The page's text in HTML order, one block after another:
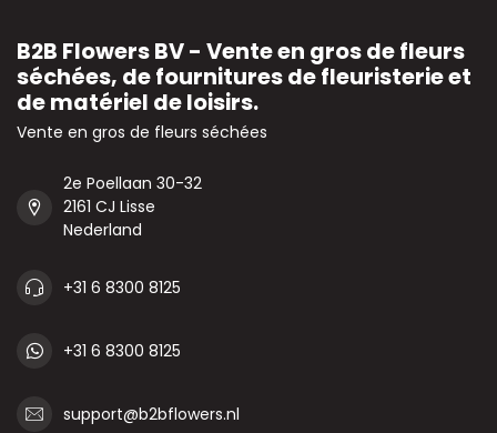
B2B Flowers BV - Vente en gros de fleurs
séchées, de fournitures de fleuristerie et
de matériel de loisirs.
Vente en gros de fleurs séchées
2e Poellaan 30-32
2161 CJ Lisse
Nederland
+31 6 8300 8125
+31 6 8300 8125
support@b2bflowers.nl